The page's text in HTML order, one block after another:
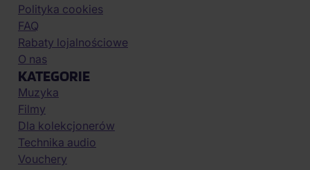
Polityka cookies
FAQ
Rabaty lojalnościowe
O nas
KATEGORIE
Muzyka
Filmy
Dla kolekcjonerów
Technika audio
Vouchery